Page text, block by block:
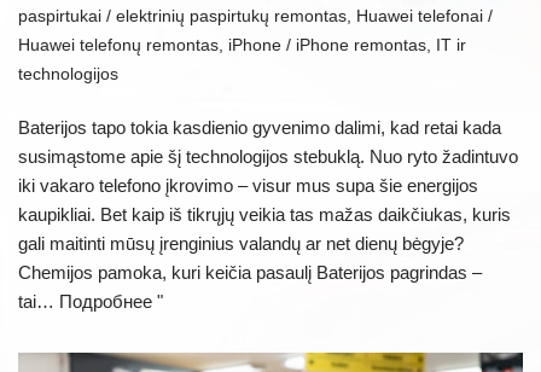
paspirtukai / elektrinių paspirtukų remontas
Huawei telefonai /
Huawei telefonų remontas iPhone / iPhone remontas
IT ir
technologijos
Baterijos tapo tokia kasdienio gyvenimo dalimi, kad retai kada
susimąstome apie šį technologijos stebuklą. Nuo ryto žadintuvo
iki vakaro telefono įkrovimo – visur mus supa šie energijos
kaupikliai. Bet kaip iš tikrųjų veikia tas mažas daikčiukas, kuris
gali maitinti mūsų įrenginius valandų ar net dienų bėgyje?
Chemijos pamoka, kuri keičia pasaulį Baterijos pagrindas –
tai… Подробнее "